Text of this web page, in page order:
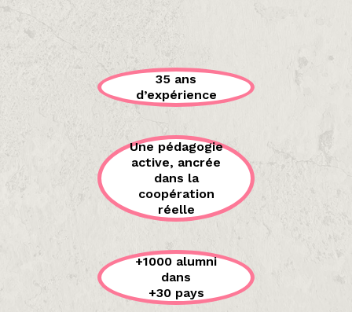
35 ans
d’expérience
Une pédagogie
active, ancrée
dans la
coopération
réelle
+1000 alumni
dans
+30 pays